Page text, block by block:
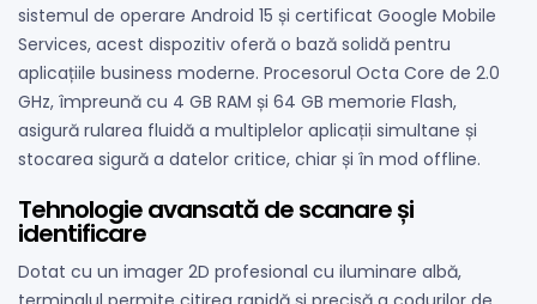
sistemul de operare Android 15 și certificat Google Mobile
Services, acest dispozitiv oferă o bază solidă pentru
aplicațiile business moderne. Procesorul Octa Core de 2.0
GHz, împreună cu 4 GB RAM și 64 GB memorie Flash,
asigură rularea fluidă a multiplelor aplicații simultane și
stocarea sigură a datelor critice, chiar și în mod offline.
Tehnologie avansată de scanare și
identificare
Dotat cu un imager 2D profesional cu iluminare albă,